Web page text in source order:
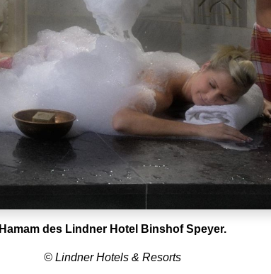
Hamam des Lindner Hotel Binshof Speyer.
© Lindner Hotels & Resorts